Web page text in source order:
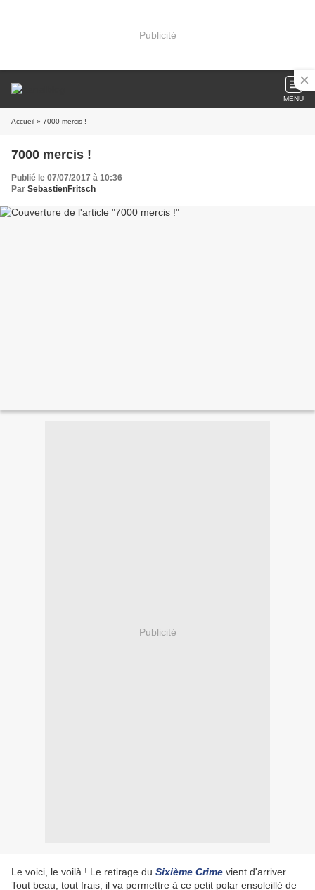
Publicité
MENU
Accueil » 7000 mercis !
7000 mercis !
Publié le 07/07/2017 à 10:36
Par SebastienFritsch
Publicité
Le voici, le voilà ! Le retirage du Sixième Crime vient d'arriver.
Tout beau, tout frais, il va permettre à ce petit polar ensoleillé de